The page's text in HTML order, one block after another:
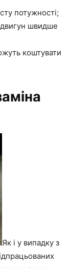
потужності;
двигун швидше
коштувати
Як і у випадку з